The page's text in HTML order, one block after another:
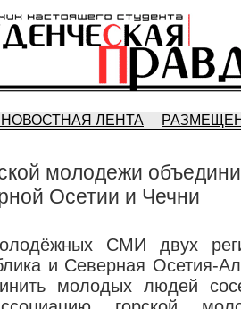
ЛЕНТА
молодежи
Осетии и Чечни
СМИ двух
и Северная Осетия-
молодых людей